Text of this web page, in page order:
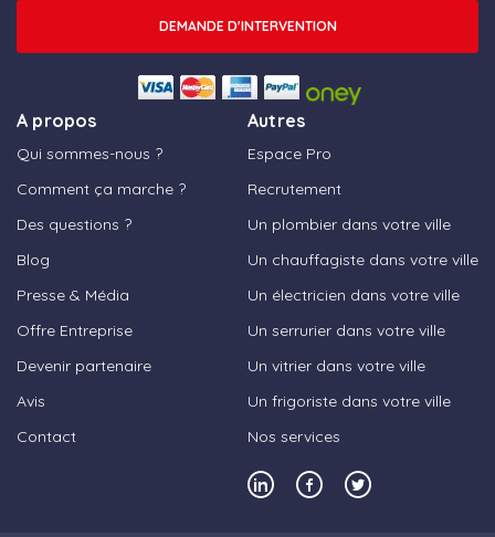
A propos
Qui sommes-nous ?
Comment ça marche ?
Des questions ?
Blog
Presse & Média
Offre Entreprise
Devenir partenaire
Avis
Contact
Autres
Espace Pro
Recrutement
Un plombier dans votre ville
Un chauffagiste dans votre ville
Un électricien dans votre ville
Un serrurier dans votre ville
Un vitrier dans votre ville
Un frigoriste dans votre ville
Nos services
DEMANDE D'INTERVENTION